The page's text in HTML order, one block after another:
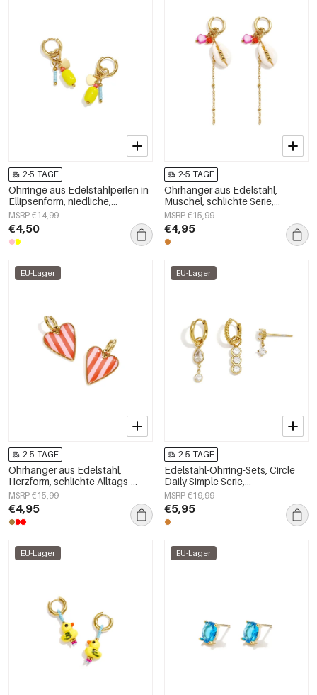
2-5 TAGE
Ohrringe aus Edelstahlperlen in
Ellipsenform, niedliche,
schlichte Alltags-Serie,
Damenschmuck
MSRP €14,99
€4,50
2-5 TAGE
Ohrhänger aus Edelstahl,
Muschel, schlichte Serie,
Damenschmuck
MSRP €15,99
€4,95
EU-Lager
2-5 TAGE
Ohrhänger aus Edelstahl,
Herzform, schlichte Alltags-
Serie, Damenschmuck
MSRP €15,99
€4,95
EU-Lager
2-5 TAGE
Edelstahl-Ohrring-Sets, Circle
Daily Simple Serie,
Damenschmuck
MSRP €19,99
€5,95
EU-Lager EU-Lager